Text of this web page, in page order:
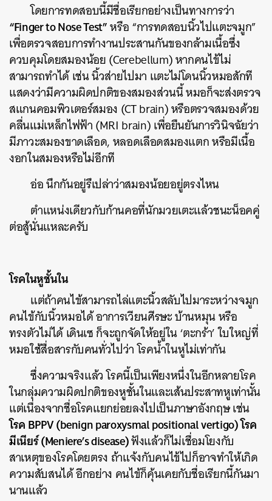
โดยการทดสอบนี้มีชื่อเรียกอย่างเป็นทางการว่า
“Finger to Nose Test”หรือ “การทดสอบนิ้วไปแตะจมูก”
เพื่อตรวจสอบการทำงานประสานกันของกล้ามเนื้อซึ่ง
ควบคุมโดยสมองน้อย (Cerebellum) หากคนไข้ไม่
สามารถทำได้ เช่น นิ้วส่ายไปมา แตะไม่โดนนิ้วหมอสักที
แสดงว่ามีความผิดปกติของสมองส่วนนี้ หมอก็จะส่งตรวจ
สแกนคอมพิวเตอร์สมอง (CT brain) หรือตรวจสมองด้วย
คลื่นแม่เหล็กไฟฟ้า (MRI brain) เพื่อยืนยันการวินิจฉัยว่า
มีภาวะสมองขาดเลือด, หลอดเลือดสมองแตก หรือมีเนื้อ
งอกในสมองหรือไม่อีกที
อ่อ นึกกันอยู่รึเปล่าว่าสมองน้อยอยู่ตรงไหน
ตำแหน่งเดียวกับก้านคอที่นักมวยเตะแล้วชนะน็อคคู่
ต่อสู้นั่นแหละครับ
โรคในหูชั้นใน
แต่ถ้าคนไข้สามารถไล่แตะนิ้วสลับไปมาระหว่างจมูก
คนไข้กับนิ้วหมอได้ อาการเวียนศีรษะ บ้านหมุน หรือ
ทรงตัวไม่ได้ เดินเซ ก็จะถูกจัดให้อยู่ใน ‘ตะกร้า’ ใบใหญ่ที่
หมอใช้สื่อสารกับคนทั่วไปว่า โรคน้ำในหูไม่เท่ากัน
ซึ่งความจริงแล้ว โรคนี้เป็นเพียงหนึ่งในอีกหลายโรค
ในกลุ่มความผิดปกติของหูชั้นในและเส้นประสาทหูเท่านั้น
แต่เนื่องจากชื่อโรคแยกย่อยลงไปเป็นภาษาอังกฤษ เช่น
โรค BPPV (benign paroxysmal positional vertigo) โรค
มีเนียร์ (Meniere’s disease)ฟังแล้วก็ไม่เชื่อมโยงกับ
สาเหตุของโรคโดยตรง ถ้าแจ้งกับคนไข้ไปก็อาจทำให้เกิด
ความสับสนได้ อีกอย่าง คนไข้ก็คุ้นเคยกับชื่อเรียกนี้กันมา
นานแล้ว